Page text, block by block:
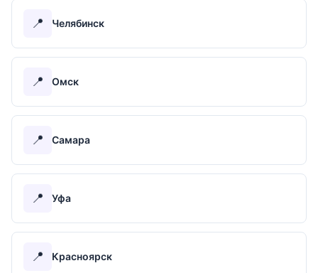
📍 Челябинск
📍 Омск
📍 Самара
📍 Уфа
📍 Красноярск